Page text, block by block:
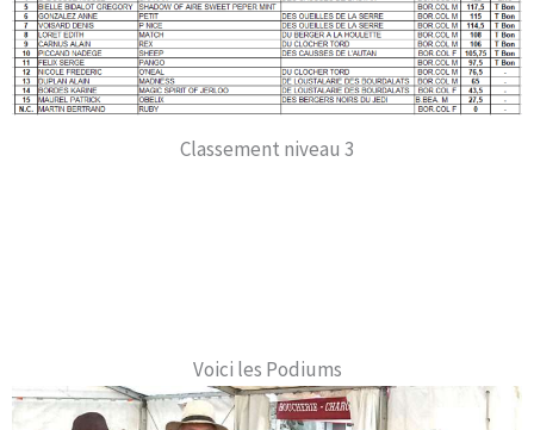
Classement niveau 3
Voici les Podiums